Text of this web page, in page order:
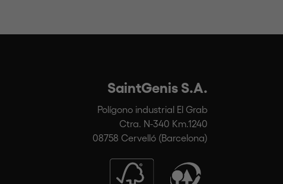
SaintGenis S.A.
Polígono industrial El Grab
Ctra. N-340 Km.1240
08758 Cervelló (Barcelona)